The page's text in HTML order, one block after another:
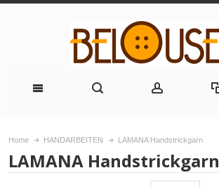
Home HANDARBEITEN LAMANA Handstrickgarn
LAMANA Handstrickgarn